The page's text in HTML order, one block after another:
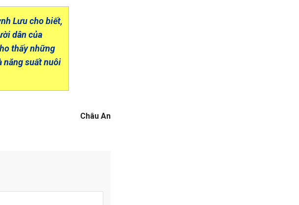
Lưu cho biết,
dân của
thấy những
năng suất nuôi
Châu An